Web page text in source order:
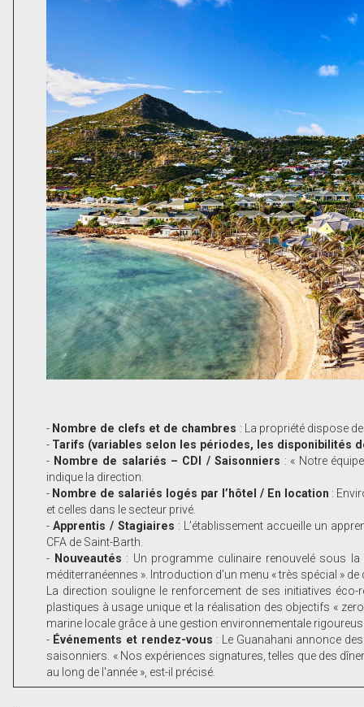
- Nombre de clefs et de chambres : La propriété dispose
- Tarifs (variables selon les périodes, les disponibilités
- Nombre de salariés – CDI / Saisonniers : « Notre
indique la direction.
- Nombre de salariés logés par l’hôtel / En location :
et celles dans le secteur privé.
-Apprentis / Stagiaires : L’établissement accueille un
CFA de Saint-Barth.
- Nouveautés : Un programme culinaire renouvelé sous
méditerranéennes ». Introduction d’un menu « très spécial »
La direction souligne le renforcement de ses initiatives
plastiques à usage unique et la réalisation des objectifs «
marine locale grâce à une gestion environnementale
- Événements et rendez-vous : Le Guanahani annonce
saisonniers. « Nos expériences signatures, telles que des
au long de l'année », est-il précisé.